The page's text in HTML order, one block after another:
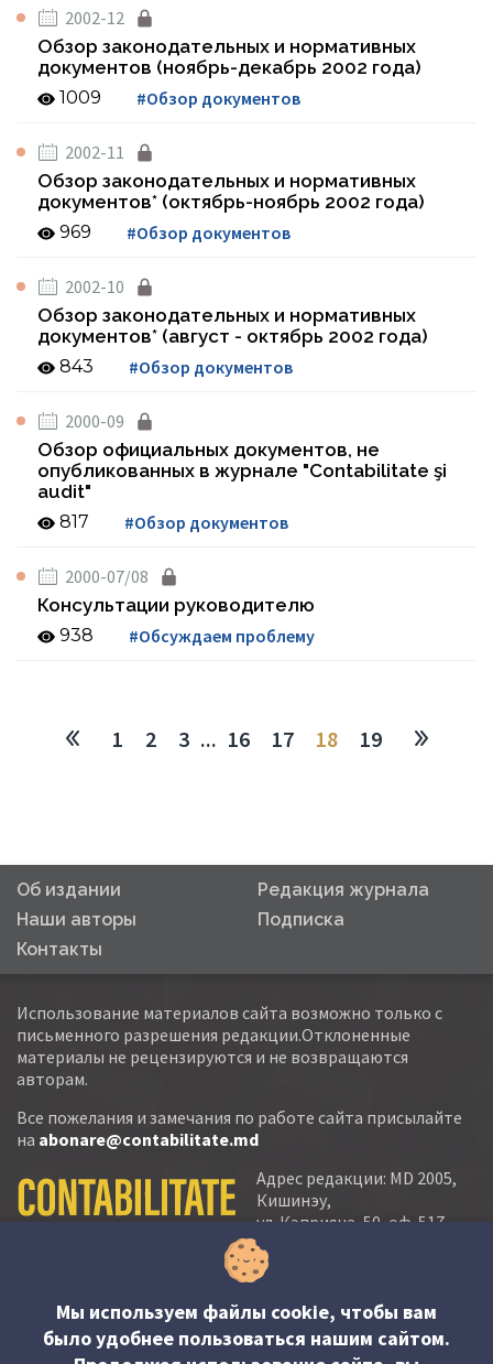
2002-12
Обзор законодательных и нормативных
документов (ноябрь-декабрь 2002 года)
1009 #Обзор документов
2002-11
Обзор законодательных и нормативных
документов* (октябрь-ноябрь 2002 года)
969 #Обзор документов
2002-10
Обзор законодательных и нормативных
документов* (август - октябрь 2002 года)
843 #Обзор документов
2000-09
Обзор официальных документов, не
опубликованных в журнале "Contabilitate şi
audit"
817 #Обзор документов
2000-07/08
Консультации руководителю
938 #Обсуждаем проблему
1 2 3 ... 16 17 18 19
Об издании
Редакция журнала
Наши авторы
Подписка
Контакты
Использование материалов сайта возможно только с
письменного разрешения редакции.Отклоненные
материалы не рецензируются и не возвращаются
авторам.
Все пожелания и замечания по работе сайта присылайте
на abonare@contabilitate.md
Адрес редакции: MD 2005,
Кишинэу,
ул. Кэприяна, 50, оф. 517-
518
тел.:
тел./факс: (+373 22) 22 53 90
e-mail:
Мы используем файлы cookie, чтобы вам
было удобнее пользоваться нашим сайтом.